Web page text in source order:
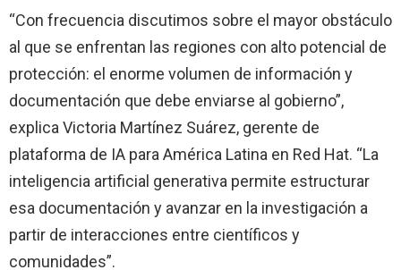
“Con frecuencia discutimos sobre el mayor obstáculo
al que se enfrentan las regiones con alto potencial de
protección: el enorme volumen de información y
documentación que debe enviarse al gobierno”,
explica Victoria Martínez Suárez, gerente de
plataforma de IA para América Latina en Red Hat. “La
inteligencia artificial generativa permite estructurar
esa documentación y avanzar en la investigación a
partir de interacciones entre científicos y
comunidades”.